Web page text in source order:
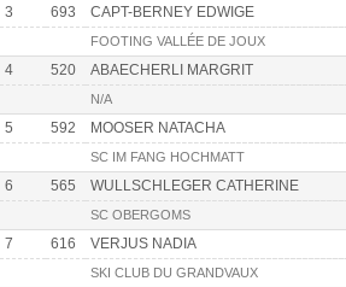
3 693 CAPT-BERNEY EDWIGE
FOOTING VALLÉE DE JOUX
4 520 ABAECHERLI MARGRIT
N/A
5 592 MOOSER NATACHA
SC IM FANG HOCHMATT
6 565 WULLSCHLEGER CATHERINE
SC OBERGOMS
7 616 VERJUS NADIA
SKI CLUB DU GRANDVAUX